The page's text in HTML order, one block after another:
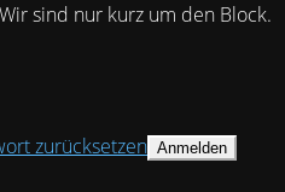
Wir sind nur kurz um den Block.
zurücksetzen